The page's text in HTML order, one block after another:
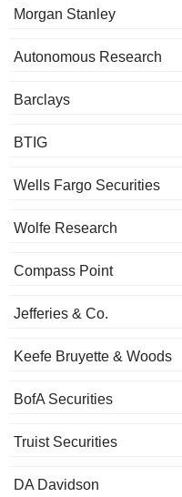
Morgan Stanley
Autonomous Research
Barclays
BTIG
Wells Fargo Securities
Wolfe Research
Compass Point
Jefferies & Co.
Keefe Bruyette & Woods
BofA Securities
Truist Securities
DA Davidson